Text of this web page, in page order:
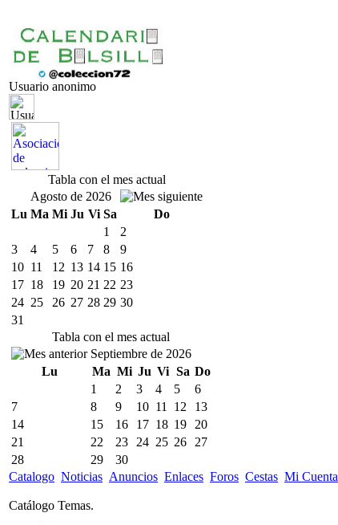
Usuario anonimo
Tabla con el mes actual
Agosto de 2026
Lu Ma Mi Ju Vi Sa
Do
1
2
3
4 5 6 7 8
9
10 11 12 13 14 15 16
17 18 19 20 21 22 23
24 25 26 27 28 29 30
31
Tabla con el mes actual
Septiembre de 2026
Lu
Ma Mi Ju Vi Sa Do
1
2 3 4 5
6
7
8 9 10 11 12
13
14
15 16 17 18 19
20
21
22 23 24 25 26
27
28
29
30
Catalogo Noticias Anuncios Enlaces Foros Cestas Mi Cuenta
Catálogo Temas.